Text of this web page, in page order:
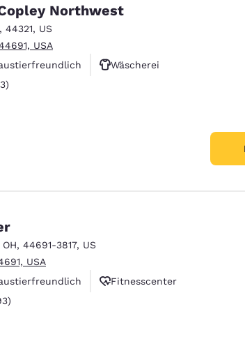
España
English
Northwest
, 44321, US
USA
Wäscherei
473 Bewertungen
OH, 44691-3817, US
USA
Fitnesscenter
693 Bewertungen